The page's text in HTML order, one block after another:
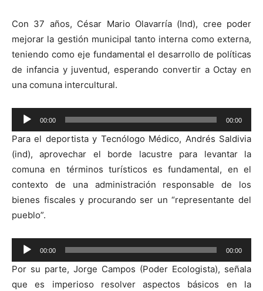
Con 37 años, César Mario Olavarría (Ind), cree poder
mejorar la gestión municipal tanto interna como externa,
teniendo como eje fundamental el desarrollo de políticas
de infancia y juventud, esperando convertir a Octay en
una comuna intercultural.
Reproductor
de
audio
00:00 00:00
Para el deportista y Tecnólogo Médico, Andrés Saldivia
(ind), aprovechar el borde lacustre para levantar la
comuna en términos turísticos es fundamental, en el
contexto de una administración responsable de los
bienes fiscales y procurando ser un “representante del
pueblo”.
Reproductor
de
audio
00:00 00:00
Por su parte, Jorge Campos (Poder Ecologista), señala
que es imperioso resolver aspectos básicos en la